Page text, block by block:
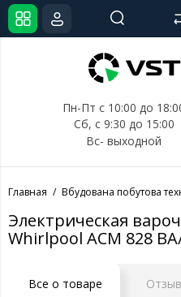
Пн-Пт с 10:00 до
Сб, с 9:30 до 15:00
Вс- выходной
Главная Вбудована побутова
Электрическая
Whirlpool ACM 828
Все о товаре